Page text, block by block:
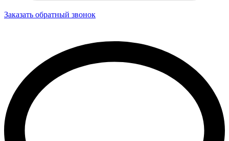
Заказать обратный звонок